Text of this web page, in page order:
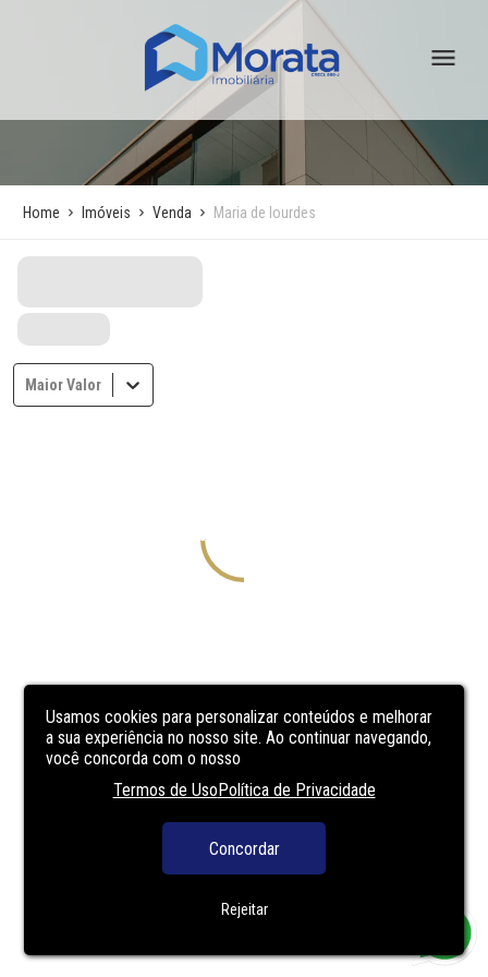
Usamos cookies para personalizar conteúdos e melhorar
a sua experiência no nosso site. Ao continuar navegando,
você concorda com o nosso
Termos de UsoPolítica de Privacidade
Concordar
Rejeitar
Home Imóveis Venda Maria de lourdes
Maior Valor